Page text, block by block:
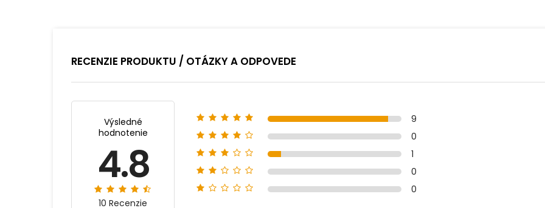
RECENZIE PRODUKTU / OTÁZKY A ODPOVEDE
Výsledné
hodnotenie
4.8
10 Recenzie
9
0
1
0
0